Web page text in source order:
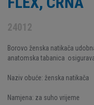
24012
Borovo ženska natikača
anatomska tabanica
Naziv obuće: ženska natikača
Namjena: za suho vrijeme